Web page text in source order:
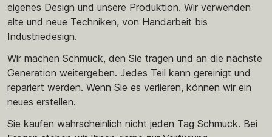
eigenes Design und unsere Produktion. Wir verwenden
alte und neue Techniken, von Handarbeit bis
Industriedesign.
Wir machen Schmuck, den Sie tragen und an die nächste
Generation weitergeben. Jedes Teil kann gereinigt und
repariert werden. Wenn Sie es verlieren, können wir ein
neues erstellen.
Sie kaufen wahrscheinlich nicht jeden Tag Schmuck. Bei